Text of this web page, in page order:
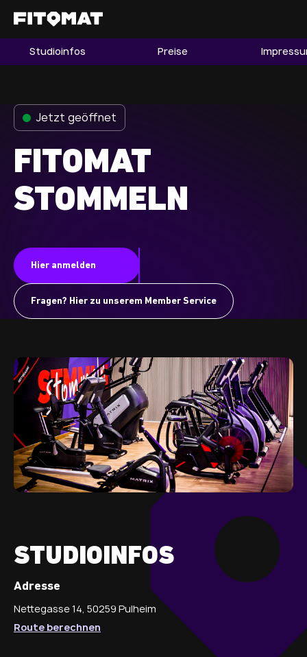
Gym
Franchise
Firmenfitness
Mitglieder LOGIN
Studioinfos Preise
Jetzt geöffnet
FITOMAT
STOMMELN
Hier anmelden
Fragen? Hier zu unserem Member Service
STUDIOINFOS
Adresse
Nettegasse 14, 50259 Pulheim
Route berechnen